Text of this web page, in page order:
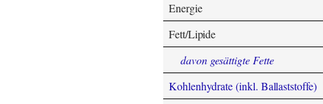
Energie
Fett/Lipide
davon gesättigte Fette
Kohlenhydrate (inkl. Ballaststoffe)